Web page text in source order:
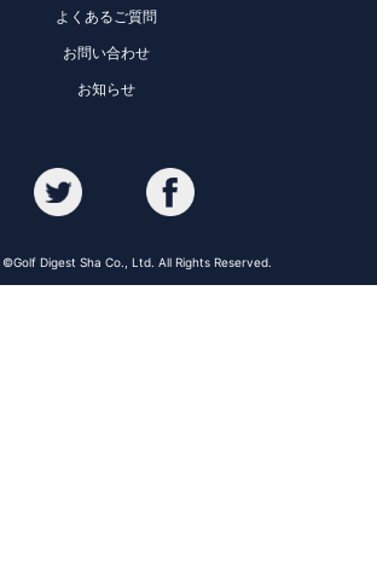
よくあるご質問
お問い合わせ
お知らせ
Digest Sha Co., Ltd. All Rights Reserved.